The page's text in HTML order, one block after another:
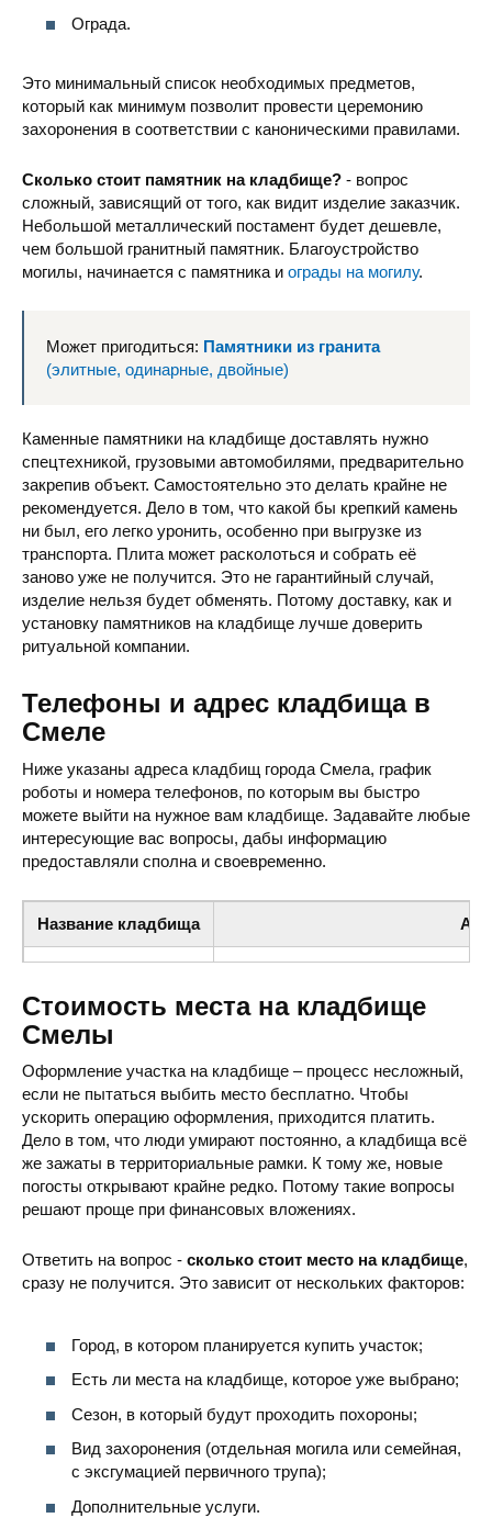
Ограда.
Это минимальный список необходимых предметов,
который как минимум позволит провести церемонию
захоронения в соответствии с каноническими правилами.
Сколько стоит памятник на кладбище? - вопрос
сложный, зависящий от того, как видит изделие заказчик.
Небольшой металлический постамент будет дешевле,
чем большой гранитный памятник. Благоустройство
могилы, начинается с памятника и ограды на могилу.
Может пригодиться: Памятники из гранита
(элитные, одинарные, двойные)
Каменные памятники на кладбище доставлять нужно
спецтехникой, грузовыми автомобилями, предварительно
закрепив объект. Самостоятельно это делать крайне не
рекомендуется. Дело в том, что какой бы крепкий камень
ни был, его легко уронить, особенно при выгрузке из
транспорта. Плита может расколоться и собрать её
заново уже не получится. Это не гарантийный случай,
изделие нельзя будет обменять. Потому доставку, как и
установку памятников на кладбище лучше доверить
ритуальной компании.
Телефоны и адрес кладбища в
Смеле
Ниже указаны адреса кладбищ города Смела, график
роботы и номера телефонов, по которым вы быстро
можете выйти на нужное вам кладбище. Задавайте любые
интересующие вас вопросы, дабы информацию
предоставляли сполна и своевременно.
Название кладбища
Польское кладбище
Еврейское кладбище ул. Семена Морочковского 6,
Старое кладбище Смела,
Стоимость места на кладбище
Смелы
Оформление участка на кладбище – процесс несложный,
если не пытаться выбить место бесплатно. Чтобы
ускорить операцию оформления, приходится платить.
Дело в том, что люди умирают постоянно, а кладбища всё
же зажаты в территориальные рамки. К тому же, новые
погосты открывают крайне редко. Потому такие вопросы
решают проще при финансовых вложениях.
Ответить на вопрос - сколько стоит место на кладбище,
сразу не получится. Это зависит от нескольких факторов:
Город, в котором планируется купить участок;
Есть ли места на кладбище, которое уже выбрано;
Сезон, в который будут проходить похороны;
Вид захоронения (отдельная могила или семейная,
с эксгумацией первичного трупа);
Дополнительные услуги.